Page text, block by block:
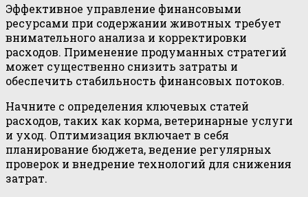
Эффективное управление финансовыми
ресурсами при содержании животных требует
внимательного анализа и корректировки
расходов. Применение продуманных стратегий
может существенно снизить затраты и
обеспечить стабильность финансовых потоков.
Начните с определения ключевых статей
расходов, таких как корма, ветеринарные услуги
и уход. Оптимизация включает в себя
планирование бюджета, ведение регулярных
проверок и внедрение технологий для снижения
затрат.